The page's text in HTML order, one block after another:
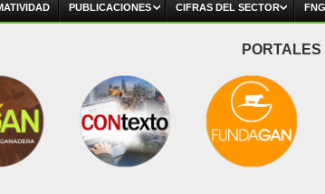
PUBLICACIONES CIFRAS DEL SECTOR FNG